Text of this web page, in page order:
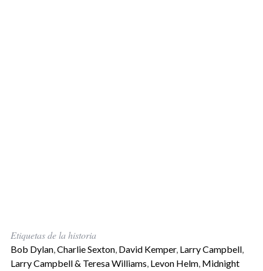
Etiquetas de la historia
Bob Dylan,Charlie Sexton, David Kemper, Larry Campbell,
Larry Campbell & Teresa Williams, Levon Helm, Midnight